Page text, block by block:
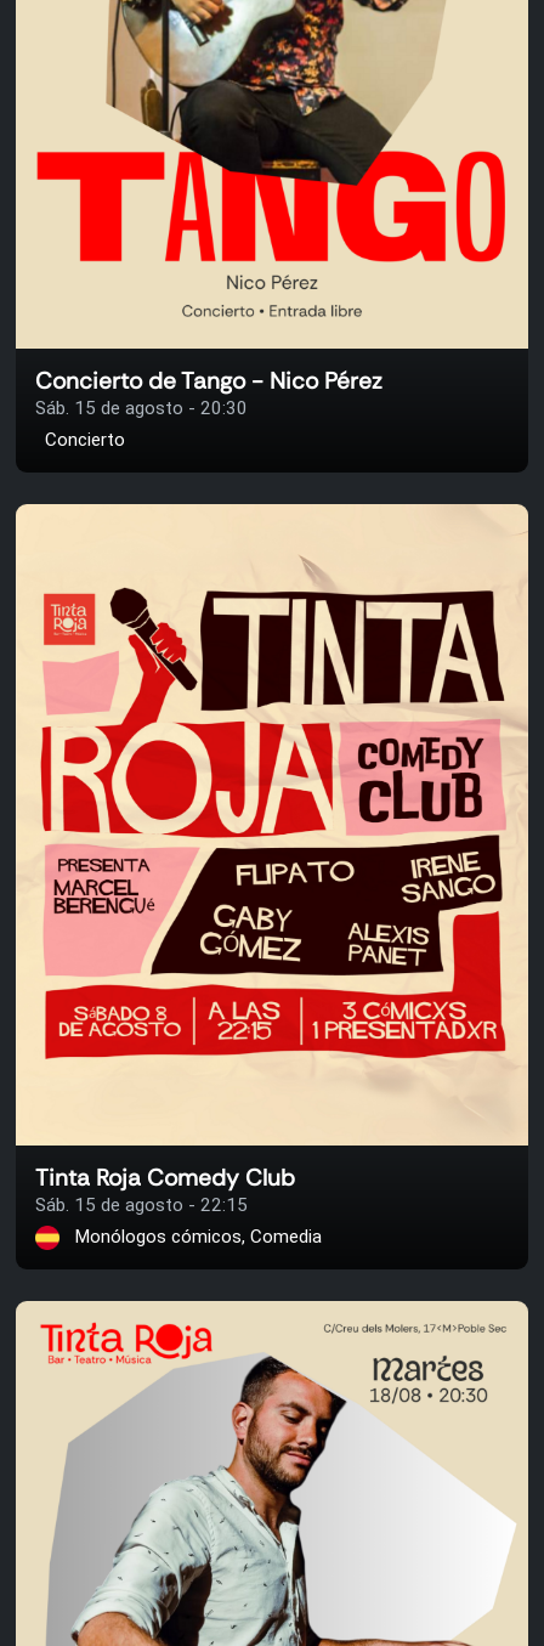
Concierto de Tango - Nico Pérez
Sáb. 15 de agosto - 20:30
Concierto
Tinta Roja Comedy Club
Sáb. 15 de agosto - 22:15
Monólogos cómicos, Comedia